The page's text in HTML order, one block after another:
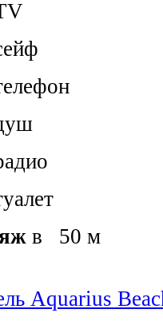
в 50 м
Aquarius